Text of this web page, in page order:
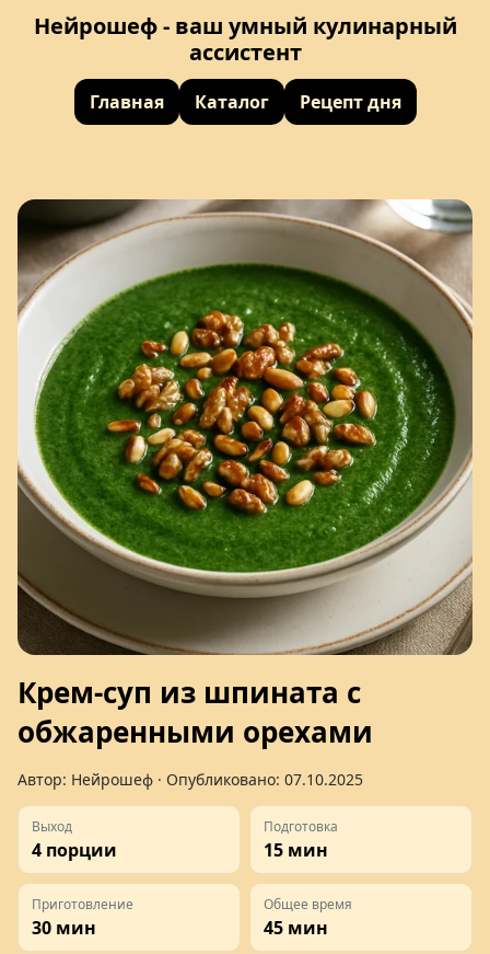
Нейрошеф - ваш умный кулинарный
ассистент
Главная Каталог Рецепт дня
Крем-суп из шпината с
обжаренными орехами
Автор: Нейрошеф · Опубликовано: 07.10.2025
Выход
4 порции
Подготовка
15 мин
Приготовление
30 мин
Общее время
45 мин